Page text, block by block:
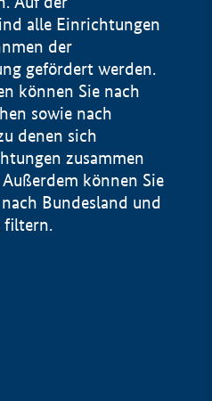
alle Einrichtungen
der
gefördert werden.
können Sie nach
sowie nach
denen sich
zusammen
können Sie
Bundesland und
filtern.